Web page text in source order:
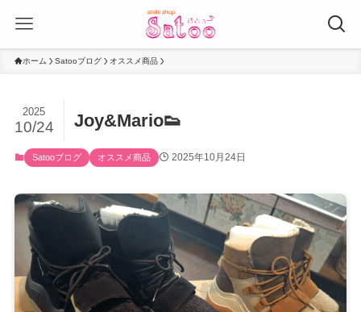
ホーム Satooブログ オススメ商品
Joy&Mario👟
2025
10/24
Satooブログ オススメ商品 2025年10月24日